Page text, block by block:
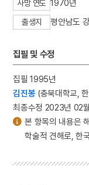
사망 연도 1970년
출생지 평안남도
집필 및 수정
집필 1995년
김진봉 (충북대학교,
최종수정 2023년 02
본 항목의 내용은
학술적 견해로, 한